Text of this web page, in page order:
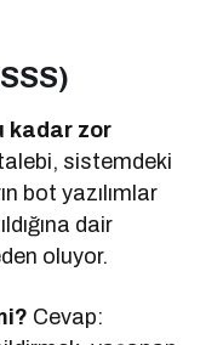
kadar zor
sistemdeki
bot yazılımlar
dair
oluyor.
Cevap: